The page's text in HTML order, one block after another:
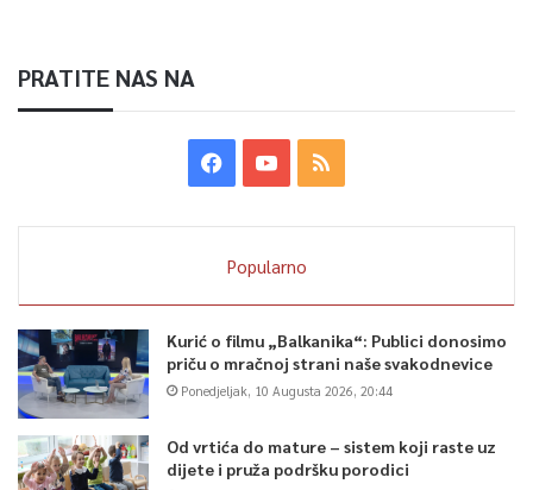
PRATITE NAS NA
Popularno
Kurić o filmu „Balkanika“: Publici donosimo
priču o mračnoj strani naše svakodnevice
Ponedjeljak, 10 Augusta 2026, 20:44
Od vrtića do mature – sistem koji raste uz
dijete i pruža podršku porodici